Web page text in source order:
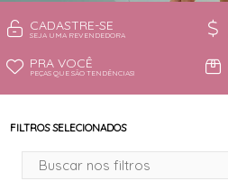
CADASTRE-SE
SEJA UMA REVENDEDORA
PRA VOCÊ
PEÇAS QUE SÃO TENDÊNCIAS!
FILTROS SELECIONADOS